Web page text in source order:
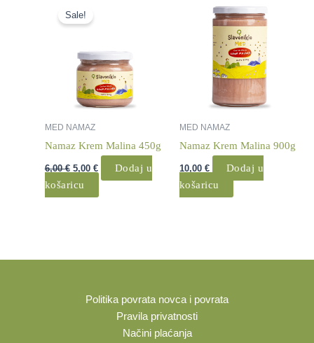
Sale!
MED NAMAZ
Namaz Krem Malina 450g
6,00€
cijena
bila
5,00 €
Dodaj u
košaricu
MED NAMAZ
Namaz Krem Malina 900g
10,00 €
Dodaj u
košaricu
Politika povrata novca i povrata
Pravila privatnosti
Načini plaćanja